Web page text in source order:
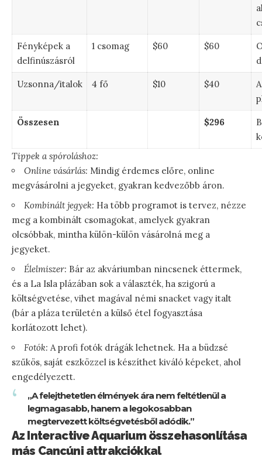
Fényképek a
delfinúszásról
1 csomag $60 $60
Uzsonna/italok 4 fő $10 $40
Összesen $296
Tippek a spóroláshoz:
Online vásárlás: Mindig érdemes előre, online
megvásárolni a jegyeket, gyakran kedvezőbb áron.
Kombinált jegyek: Ha több programot is tervez, nézze
meg a kombinált csomagokat, amelyek gyakran
olcsóbbak, mintha külön-külön vásárolná meg a
jegyeket.
Élelmiszer: Bár az akváriumban nincsenek éttermek,
és a La Isla plázában sok a választék, ha szigorú a
költségvetése, vihet magával némi snacket vagy italt
(bár a pláza területén a külső étel fogyasztása
korlátozott lehet).
Fotók: A profi fotók drágák lehetnek. Ha a büdzsé
szűkös, saját eszközzel is készíthet kiváló képeket, ahol
engedélyezett.
„A felejthetetlen élmények ára nem feltétlenül a
legmagasabb, hanem a legokosabban
megtervezett költségvetésből adódik.”
Az Interactive Aquarium összehasonlítása
más Cancúni attrakciókkal